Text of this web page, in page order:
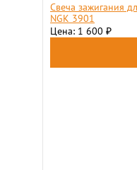
Свеча зажигания
NGK 3901
Цена: 1 600 ₽